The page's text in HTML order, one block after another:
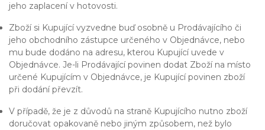
jeho zaplacení v hotovosti.
Zboží si Kupující vyzvedne buď osobně u Prodávajícího či
jeho obchodního zástupce určeného v Objednávce, nebo
mu bude dodáno na adresu, kterou Kupující uvede v
Objednávce. Je-li Prodávající povinen dodat Zboží na místo
určené Kupujícím v Objednávce, je Kupující povinen zboží
při dodání převzít.
V případě, že je z důvodů na straně Kupujícího nutno zboží
doručovat opakovaně nebo jiným způsobem, než bylo